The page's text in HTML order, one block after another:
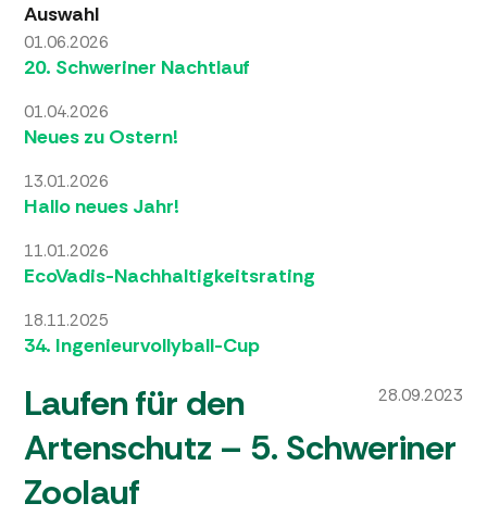
Auswahl
01.06.2026
20. Schweriner Nachtlauf
01.04.2026
Neues zu Ostern!
13.01.2026
Hallo neues Jahr!
11.01.2026
EcoVadis-Nachhaltigkeitsrating
18.11.2025
34. Ingenieurvollyball-Cup
28.09.2023
Laufen für den
Artenschutz – 5. Schweriner
Zoolauf